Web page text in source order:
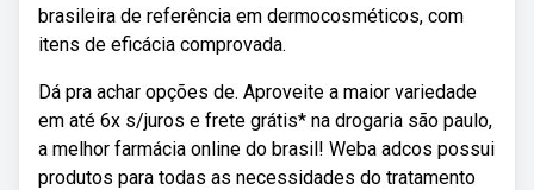
brasileira de referência em dermocosméticos, com
itens de eficácia comprovada.
Dá pra achar opções de. Aproveite a maior variedade
em até 6x s/juros e frete grátis* na drogaria são paulo,
a melhor farmácia online do brasil! Weba adcos possui
produtos para todas as necessidades do tratamento